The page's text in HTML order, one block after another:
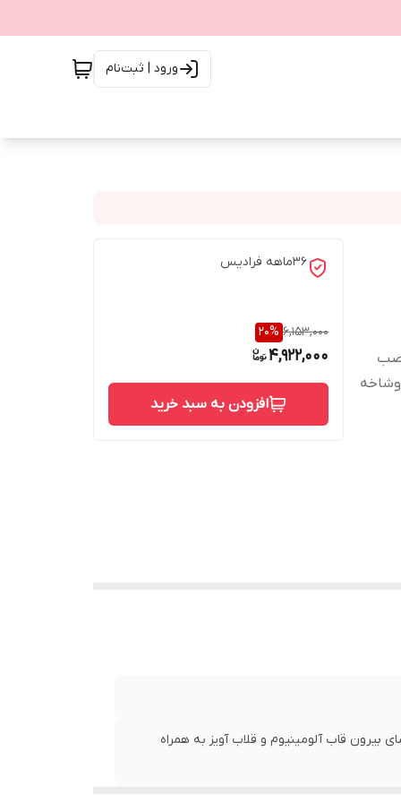
ورود | ثبت‌نام
نصب
۳۶ماهه فرادیس
6,153,000
20%
4,922,000
افزودن به سبد خرید
بیرون قاب آلومینیوم و قلاب آویز به همراه